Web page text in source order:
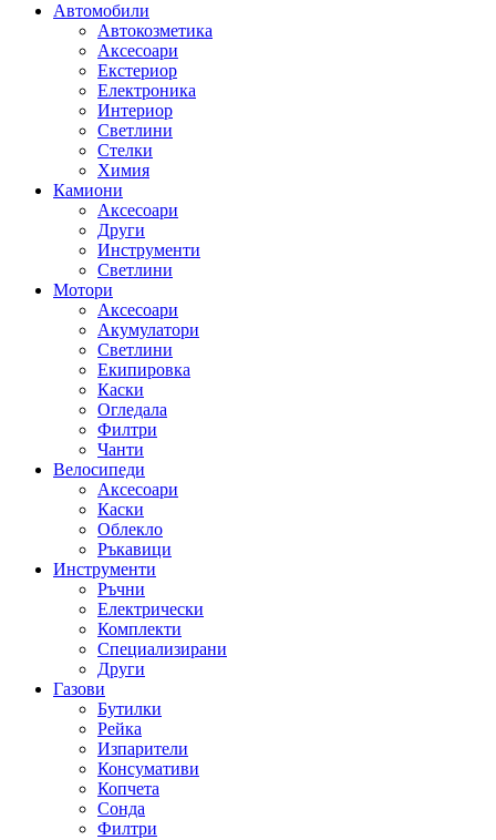
Автомобили
Автокозметика
Аксесоари
Екстериор
Електроника
Интериор
Светлини
Стелки
Химия
Камиони
Аксесоари
Други
Инструменти
Светлини
Мотори
Аксесоари
Акумулатори
Светлини
Екипировка
Каски
Огледала
Филтри
Чанти
Велосипеди
Аксесоари
Каски
Облекло
Ръкавици
Инструменти
Ръчни
Електрически
Комплекти
Специализирани
Други
Газови
Бутилки
Рейка
Изпарители
Консумативи
Копчета
Сонда
Филтри